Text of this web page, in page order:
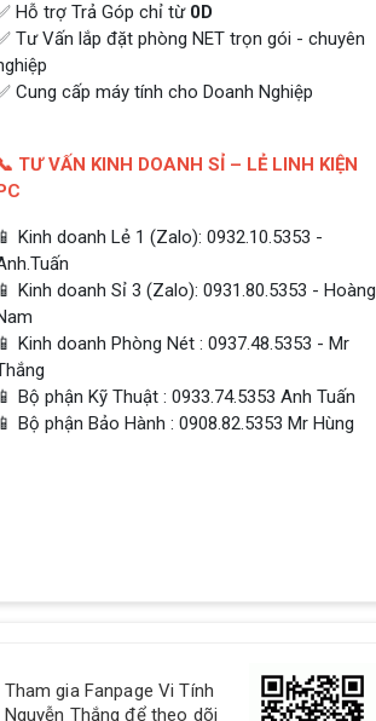
Hỗ trợ Trả Góp chỉ từ 0D
Tư Vấn lắp đặt phòng NET trọn gói - chuyên
Cung cấp máy tính cho Doanh Nghiệp
TƯ VẤN KINH DOANH SỈ – LẺ LINH KIỆN
📱 Kinh doanh Lẻ 1 (Zalo): 0932.10.5353 -
📱 Kinh doanh Sỉ 3 (Zalo): 0931.80.5353 - Hoàng
📱 Kinh doanh Phòng Nét : 0937.48.5353 - Mr
📱 Bộ phận Kỹ Thuật : 0933.74.5353 Anh Tuấn
📱 Bộ phận Bảo Hành : 0908.82.5353 Mr Hùng
Tham gia Fanpage Vi Tính
Nguyễn Thắng để theo dõi
QUÀ TẶNG TƯNG BỪNG -
CHÀO MỪNG NĂM MỚI